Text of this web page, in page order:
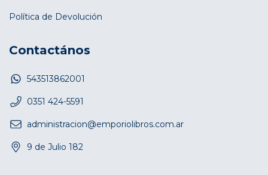
Política de Devolución
Contactános
543513862001
0351 424-5591
administracion@emporiolibros.com.ar
9 de Julio 182